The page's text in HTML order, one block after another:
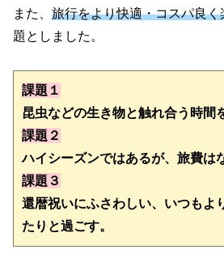
また、 旅行をより快適・コスパ良く
題としました。
課題１
昆虫などの生き物と触れ合う時間
課題２
課題３
還暦祝いにふさわしい、いつもよ
たりと過ごす。